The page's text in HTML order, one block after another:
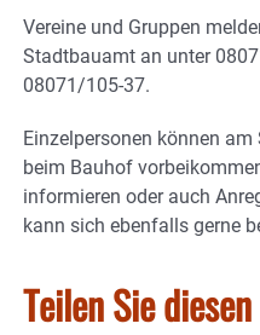
Vereine und Gruppen
Stadtbauamt an unter
08071/105-37.
Einzelpersonen können
beim Bauhof
informieren oder auch
kann sich ebenfalls gerne
Teilen Sie